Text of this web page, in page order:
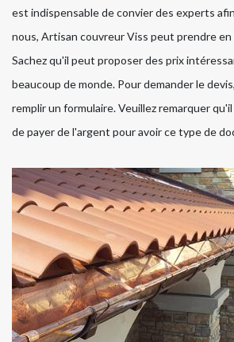
est indispensable de convier des experts
nous, Artisan couvreur Viss peut prendre en
Sachez qu'il peut proposer des prix
beaucoup de monde. Pour demander le
remplir un formulaire. Veuillez remarquer
de payer de l'argent pour avoir ce type de